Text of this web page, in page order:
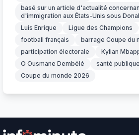
basé sur un article d'actualité
d'immigration aux États-Unis sous
Luis Enrique
Ligue des Champions
football français
barrage Coupe du
participation électorale
Kylian
O Ousmane Dembélé
santé publique
Coupe du monde 2026